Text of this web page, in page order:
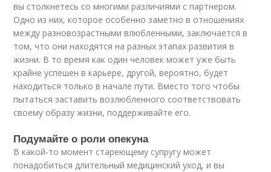
вы столкнетесь со многими различиями с партнером.
Одно из них, которое особенно заметно в отношениях
между разновозрастными влюбленными, заключается в
том, что они находятся на разных этапах развития в
жизни. В то время как один человек может уже быть
крайне успешен в карьере, другой, вероятно, будет
находиться только в начале пути. Вместо того чтобы
пытаться заставить возлюбленного соответствовать
своему образу жизни, поддерживайте его.
Подумайте о роли опекуна
В какой-то момент стареющему супругу может
понадобиться длительный медицинский уход, и вы